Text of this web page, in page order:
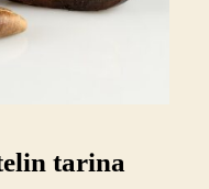
tarina